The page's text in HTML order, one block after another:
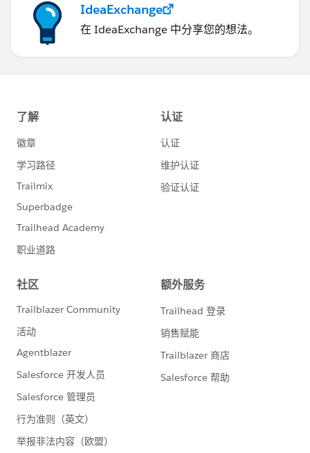
IdeaExchange
在 IdeaExchange 中分享您的想法。